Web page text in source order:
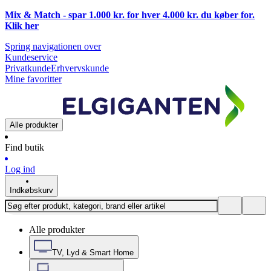
Mix & Match - spar 1.000 kr. for hver 4.000 kr. du køber for.
Klik her
Spring navigationen over
Kundeservice
PrivatkundeErhvervskunde
Mine favoritter
Alle produkter
Find butik
Log ind
Indkøbskurv
Alle produkter
TV, Lyd & Smart Home